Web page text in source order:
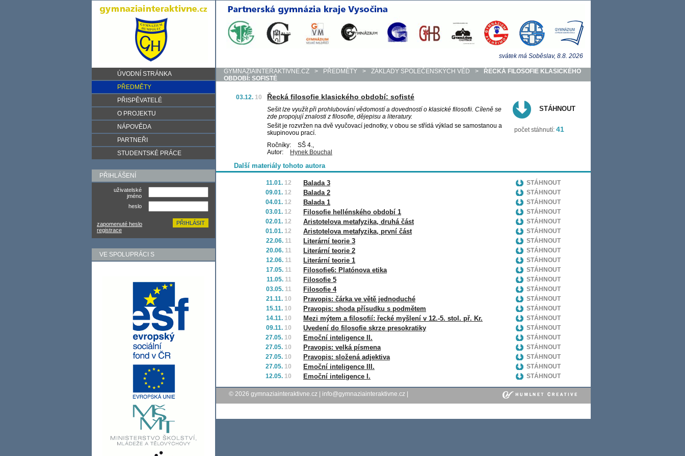
ÚVODNÍ STRÁNKA
PŘEDMĚTY
PŘISPĚVATELÉ
O PROJEKTU
NÁPOVĚDA
PARTNEŘI
STUDENTSKÉ PRÁCE
PŘIHLÁŠENÍ
uživatelské
jméno
heslo
zapomenuté heslo
registrace
VE SPOLUPRÁCI S
svátek má Soběslav, 8.8. 2026
GYMNAZIAINTERAKTIVNE.CZ > PŘEDMĚTY > ZÁKLADY SPOLEČENSKÝCH VĚD >
ŘECKÁ FILOSOFIE KLASICKÉHO
OBDOBÍ: SOFISTÉ
03.12. 10 Řecká filosofie klasického období: sofisté
Sešit lze využít při prohlubování vědomostí a dovedností o klasické filosofii. Cíleně se
zde propojují znalosti z filosofie, dějepisu a literatury.
Sešit je rozvržen na dvě vyučovací jednotky, v obou se střídá výklad se samostanou a
skupinovou prací.
Ročníky:
SŠ 4.,
Autor:
Hynek Bouchal
STÁHNOUT
počet stáhnutí: 41
Další materiály tohoto autora
11.01. 12 Balada 3
STÁHNOUT
09.01. 12 Balada 2
STÁHNOUT
04.01. 12 Balada 1
STÁHNOUT
03.01. 12 Filosofie hellénského období 1
STÁHNOUT
02.01. 12 Aristotelova metafyzika, druhá část
STÁHNOUT
01.01. 12 Aristotelova metafyzika, první část
STÁHNOUT
22.06. 11 Literární teorie 3
STÁHNOUT
20.06. 11 Literární teorie 2
STÁHNOUT
12.06. 11 Literární teorie 1
STÁHNOUT
17.05. 11 Filosofie6: Platónova etika
STÁHNOUT
11.05. 11 Filosofie 5
STÁHNOUT
03.05. 11 Filosofie 4
STÁHNOUT
21.11. 10 Pravopis: čárka ve větě jednoduché
STÁHNOUT
15.11. 10 Pravopis: shoda přísudku s podmětem
STÁHNOUT
14.11. 10 Mezi mýtem a filosofií: řecké myšlení v 12.-5. stol. př. Kr.
STÁHNOUT
09.11. 10 Uvedení do filosofie skrze presokratiky
STÁHNOUT
27.05. 10 Emoční inteligence II.
STÁHNOUT
27.05. 10 Pravopis: velká písmena
STÁHNOUT
27.05. 10 Pravopis: složená adjektiva
STÁHNOUT
27.05. 10 Emoční inteligence III.
STÁHNOUT
12.05. 10 Emoční inteligence I. STÁHNOUT
© 2026 gymnaziainteraktivne.cz info@gymnaziainteraktivne.cz